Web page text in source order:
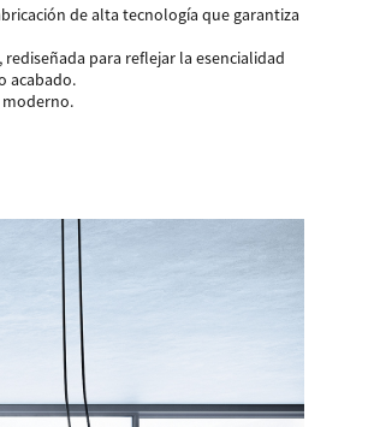
de alta tecnología que garantiza
para reflejar la esencialidad
acabado.
moderno.